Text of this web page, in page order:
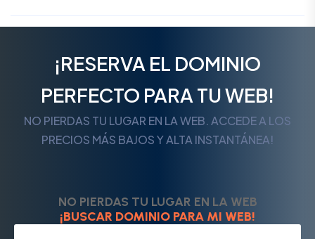
¡RESERVA EL DOMINIO
PERFECTO PARA TU WEB!
NO PIERDAS TU LUGAR EN LA WEB. ACCEDE A LOS
PRECIOS MÁS BAJOS Y ALTA INSTANTÁNEA!
NO PIERDAS TU LUGAR EN LA WEB
¡BUSCAR DOMINIO PARA MI WEB!